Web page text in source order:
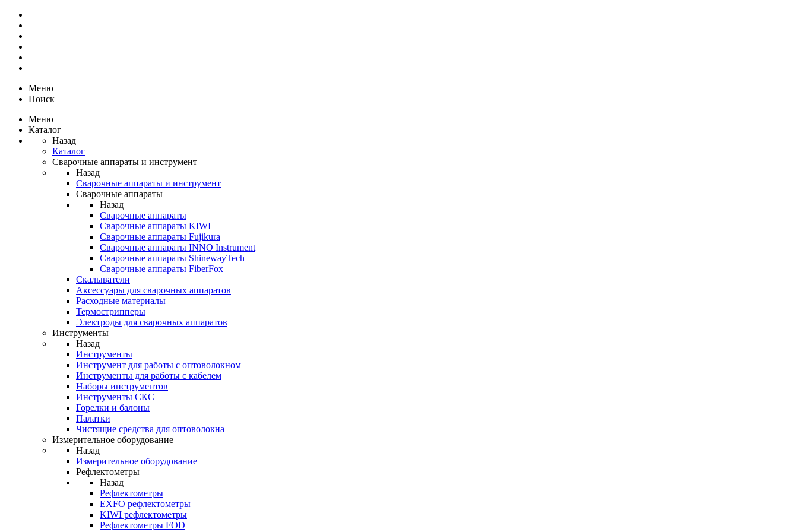
Меню
Поиск
Меню
Каталог
Назад
Каталог
Сварочные аппараты и инструмент
Назад
Сварочные аппараты и инструмент
Сварочные аппараты
Назад
Сварочные аппараты
Сварочные аппараты KIWI
Сварочные аппараты Fujikura
Сварочные аппараты INNO Instrument
Сварочные аппараты ShinewayTech
Cварочные аппараты FiberFox
Скалыватели
Аксессуары для сварочных аппаратов
Расходные материалы
Термострипперы
Электроды для сварочных аппаратов
Инструменты
Назад
Инструменты
Инструмент для работы с оптоволокном
Инструменты для работы с кабелем
Наборы инструментов
Инструменты СКС
Горелки и балоны
Палатки
Чистящие средства для оптоволокна
Измерительное оборудование
Назад
Измерительное оборудование
Рефлектометры
Назад
Рефлектометры
EXFO рефлектометры
KIWI рефлектометры
Рефлектометры FOD